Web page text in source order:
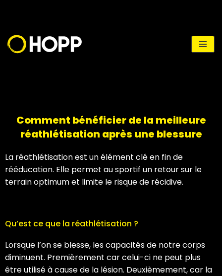
au
contenu
Comment bénéficier de la meilleure
réathlétisation après une blessure
La réathlétisation est un élément clé en fin de
rééducation. Elle permet au sportif un retour sur le
terrain optimum et limite le risque de récidive.
Qu’est ce que la réathlétisation ?
Lorsque l’on se blesse, les capacités de notre corps
diminuent. Premièrement car celui-ci ne peut plus
être utilisé à cause de la lésion. Deuxièmement, car la